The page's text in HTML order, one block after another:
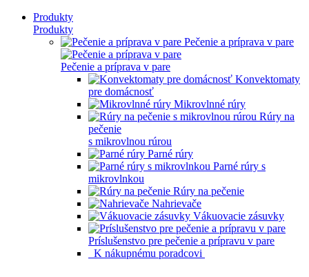
Produkty
Produkty
Pečenie a príprava v pare
Pečenie a príprava v pare
Konvektomaty
pre domácnosť
Mikrovlnné rúry
Rúry na
pečenie
s mikrovlnou rúrou
Parné rúry
Parné rúry s
mikrovlnkou
Rúry na pečenie
Nahrievače
Vákuovacie zásuvky
Príslušenstvo pre pečenie a prípravu v pare
K nákupnému poradcovi